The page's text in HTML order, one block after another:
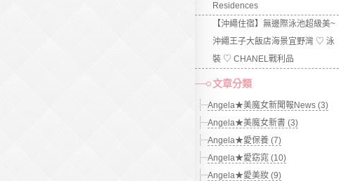
Residences
【沖繩住宿】無邊際泳池超級美~
沖繩王子大飯店海景宜野灣 ♡ 泳
裝 ♡ CHANEL戰利品
文章分類
Angela★美魔女新聞報News (3)
Angela★美魔女新書 (3)
Angela★愛保養 (7)
Angela★愛窈窕 (10)
Angela★愛美妝 (9)